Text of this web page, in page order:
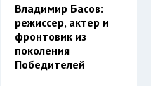
Владимир Басов:
режиссер, актер и
фронтовик из
поколения
Победителей